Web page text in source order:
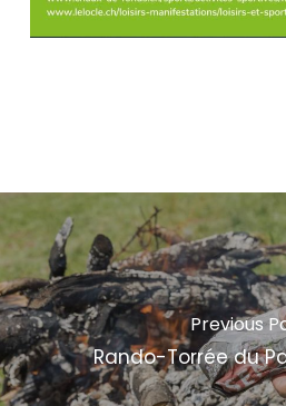
Previous
Rando-Torrée du